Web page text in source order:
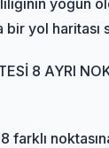
yol haritası
8 AYRI
farklı